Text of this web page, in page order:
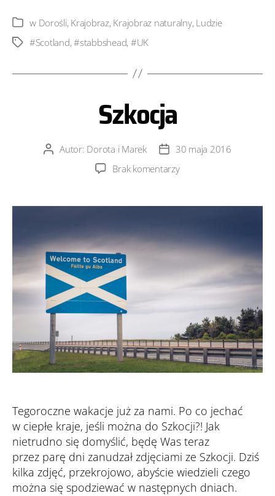
Kategorie
w Dorośli, Krajobraz, Krajobraz naturalny, Ludzie
Tagi #Scotland,#‎stabbshead‬, #UK
Szkocja
AutorAutor: Dorota i Marek
Data30 maja 2016
Brak komentarzydo
Tegoroczne wakacje już za nami. Po co jechać
w ciepłe kraje, jeśli można do Szkocji?! Jak
nietrudno się domyślić, będę Was teraz
przez parę dni zanudzał zdjęciami ze Szkocji. Dziś
kilka zdjęć, przekrojowo, abyście wiedzieli czego
można się spodziewać w następnych dniach.